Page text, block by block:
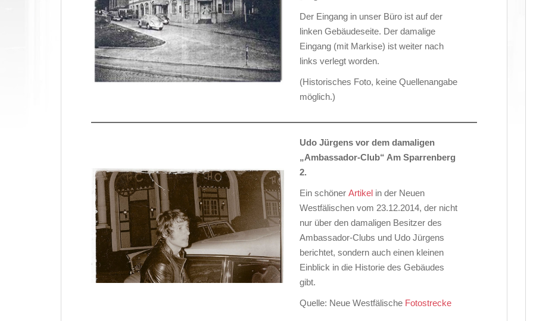
Der Eingang in unser Büro ist auf der
linken Gebäudeseite. Der damalige
Eingang (mit Markise) ist weiter nach
links verlegt worden.
(Historisches Foto, keine Quellenangabe
möglich.)
Udo Jürgens vor dem damaligen
„Ambassador-Club“ Am Sparrenberg
2.
Ein schöner Artikelin der Neuen
Westfälischen vom 23.12.2014, der nicht
nur über den damaligen Besitzer des
Ambassador-Clubs und Udo Jürgens
berichtet, sondern auch einen kleinen
Einblick in die Historie des Gebäudes
gibt.
Quelle: Neue Westfälische Fotostrecke